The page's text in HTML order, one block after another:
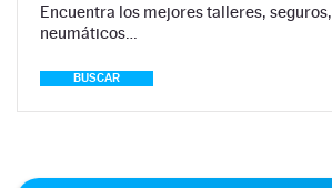
Encuentra los mejores talleres,
neumáticos…
BUSCAR